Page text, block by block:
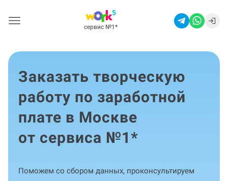
сервис №1 *
Заказать творческую
работу по заработной
плате в Москве
от сервиса №1*
Поможем со сбором данных, проконсультируем